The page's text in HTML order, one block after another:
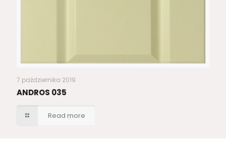
7 października 2019
ANDROS 035
Read more